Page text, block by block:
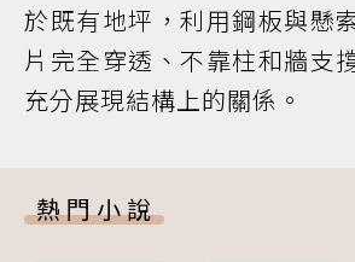
於既有地坪，利用鋼板與懸
片完全穿透、不靠柱和牆支
充分展現結構上的關係。
熱門小說